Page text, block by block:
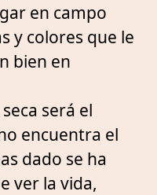
en campo
y colores que le
bien en
será el
encuentra el
dado se ha
ver la vida,